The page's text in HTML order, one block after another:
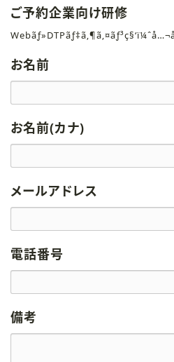
ご予約企業向け研修
お名前
お名前(カナ)
メールアドレス
電話番号
備考